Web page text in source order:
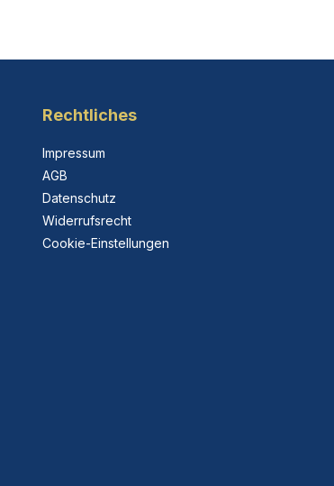
Rechtliches
Impressum
AGB
Datenschutz
Widerrufsrecht
Cookie-Einstellungen